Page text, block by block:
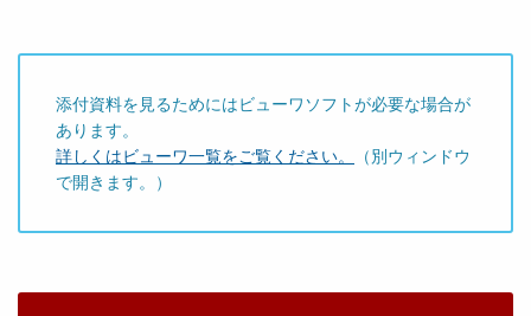
添付資料を見るためにはビューワソフトが必要な場合が
あります。
詳しくはビューワ一覧をご覧ください。
（別ウィンドウ
で開きます。）